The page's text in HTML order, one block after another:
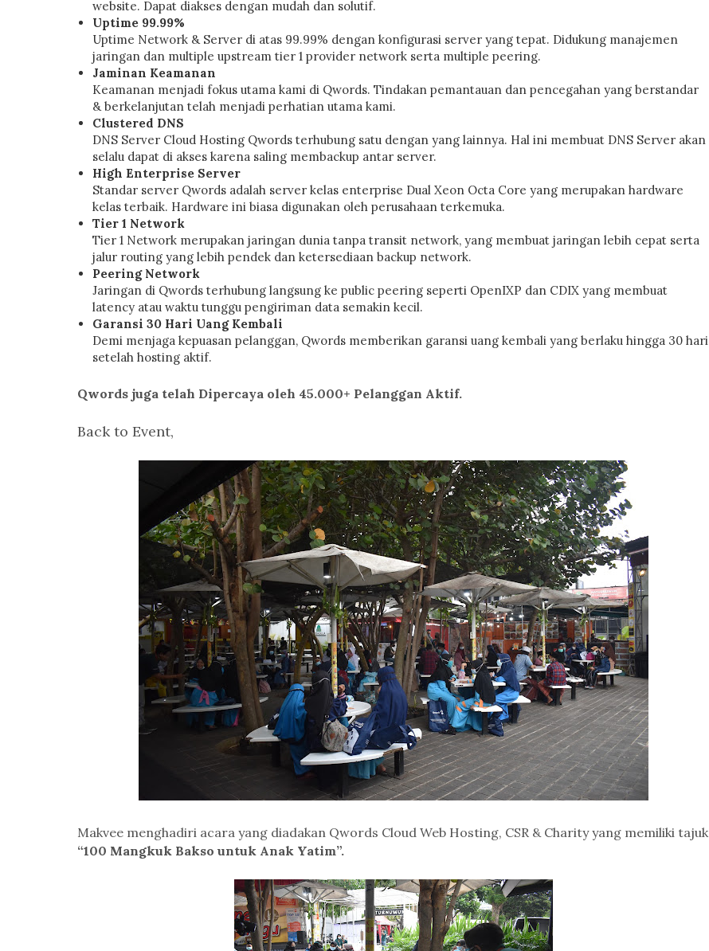
website. Dapat diakses dengan mudah dan solutif.
Uptime 99.99%
Uptime Network & Server di atas 99.99% dengan konfigurasi server yang tepat. Didukung manajemen
jaringan dan multiple upstream tier 1 provider network serta multiple peering.
Jaminan Keamanan
Keamanan menjadi fokus utama kami di Qwords. Tindakan pemantauan dan pencegahan yang berstandar
& berkelanjutan telah menjadi perhatian utama kami.
Clustered DNS
DNS Server Cloud Hosting Qwords terhubung satu dengan yang lainnya. Hal ini membuat DNS Server akan
selalu dapat di akses karena saling membackup antar server.
High Enterprise Server
Standar server Qwords adalah server kelas enterprise Dual Xeon Octa Core yang merupakan hardware
kelas terbaik. Hardware ini biasa digunakan oleh perusahaan terkemuka.
Tier 1 Network
Tier 1 Network merupakan jaringan dunia tanpa transit network, yang membuat jaringan lebih cepat serta
jalur routing yang lebih pendek dan ketersediaan backup network.
Peering Network
Jaringan di Qwords terhubung langsung ke public peering seperti OpenIXP dan CDIX yang membuat
latency atau waktu tunggu pengiriman data semakin kecil.
Garansi 30 Hari Uang Kembali
Demi menjaga kepuasan pelanggan, Qwords memberikan garansi uang kembali yang berlaku hingga 30 hari
setelah hosting aktif.
Qwords juga telah Dipercaya oleh 45.000+ Pelanggan Aktif.
Back to Event,
Makvee menghadiri acara yang diadakan Qwords Cloud Web Hosting, CSR & Charity yang memiliki tajuk
“100 Mangkuk Bakso untuk Anak Yatim”.